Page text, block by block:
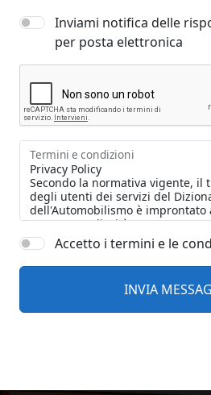
Inviami notifica delle
per posta elettronica
Termini e condizioni
Accetto i termini e le